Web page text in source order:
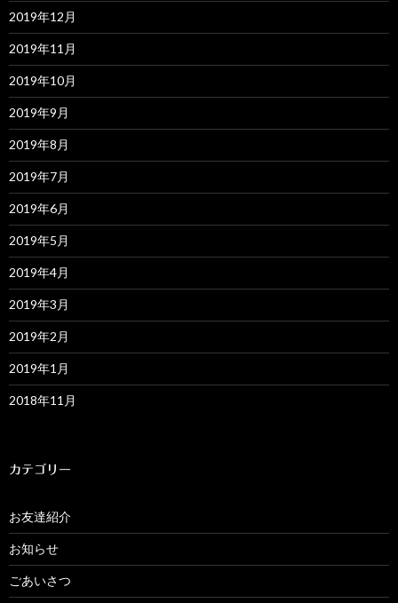
2019年12月
2019年11月
2019年10月
2019年9月
2019年8月
2019年7月
2019年6月
2019年5月
2019年4月
2019年3月
2019年2月
2019年1月
2018年11月
カテゴリー
お友達紹介
お知らせ
ごあいさつ